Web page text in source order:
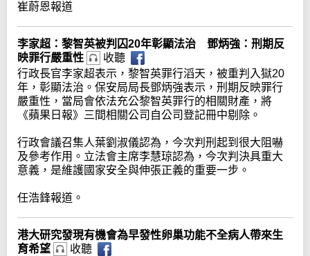
崔蔚恩報道
李家超：黎智英被判囚20年彰顯法治 鄧炳強：刑期反
映罪行嚴重性
收聽
行政長官李家超表示，黎智英罪行滔天，被重判入獄20
年，彰顯法治。保安局局長鄧炳強表示，刑期反映罪行
嚴重性，當局會依法充公黎智英罪行的相關財產，將
《蘋果日報》三間相關公司自公司登記冊中剔除。
行政會議召集人葉劉淑儀認為，今次判刑起到很大阻嚇
及參考作用。立法會主席李慧琼認為，今次判決具重大
意義，是維護國家安全與伸張正義的重要一步。
任浩鋒報道。
港大研究發現有機會為早發性卵巢功能不全病人帶來生
育希望
收聽